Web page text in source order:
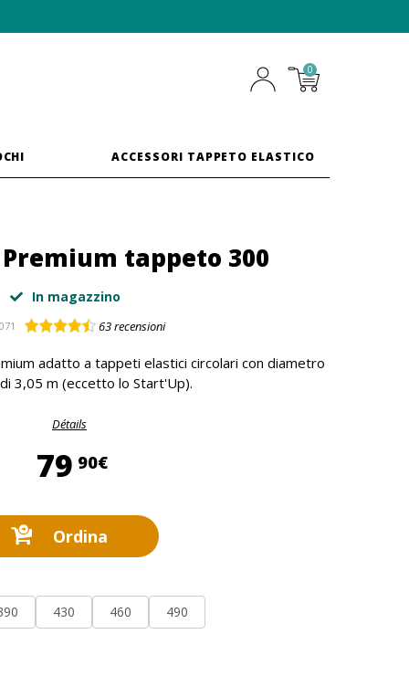
0
ACCESSORI TAPPETO ELASTICO
tappeto 300
In magazzino
63recensioni
adatto a tappeti elastici circolari con diametro
3,05 m (eccetto lo Start'Up).
Détails
79 90€79,90 €
Ordina
430 460 490